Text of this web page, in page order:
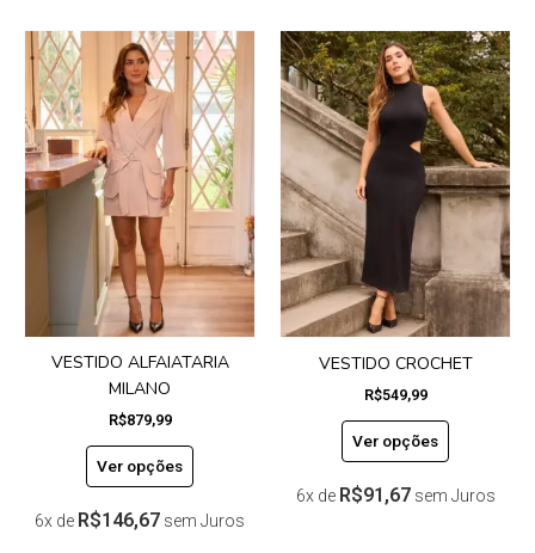
VESTIDO ALFAIATARIA
MILANO
R$879,99
Ver opções
Este
produto
tem
várias
variantes.
As
opções
podem
ser
escolhidas
na
página
do
6x de R$146,67 sem Juros
VESTIDO CROCHET
R$549,99
Ver opções
Este
produto
tem
várias
variantes.
As
opções
escolhidas
na
página
do
6x de R$91,67 sem Juros